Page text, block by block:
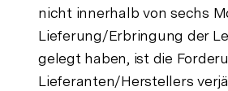
nicht innerhalb von sechs
Lieferung/Erbringung der
gelegt haben, ist die
Lieferanten/Herstellers